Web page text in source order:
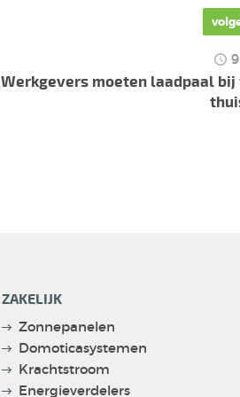
Werkgevers moeten laadpaal
ZAKELIJK
Zonnepanelen
Domoticasystemen
Krachtstroom
Energieverdelers